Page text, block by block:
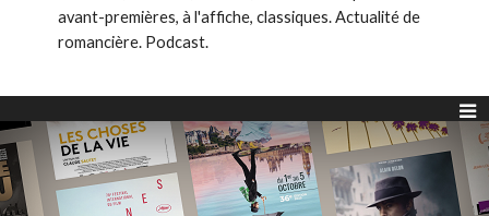
avant-premières, à l'affiche, classiques. Actualité de
romancière. Podcast.